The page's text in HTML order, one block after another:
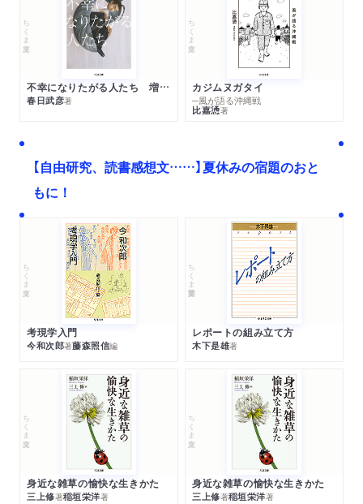
ちくま文庫
不幸になりたがる人たち 増補新版
春日武彦著
ちくま文庫
カジムヌガタイ
─風が語る沖縄戦
比嘉慂著
【自由研究、読書感想文……】夏休みの宿題のおと
もに！
ちくま文庫
考現学入門
今和次郎著藤森照信編
ちくま学芸文庫
レポートの組み立て方
木下是雄著
ちくま文庫
身近な雑草の愉快な生きかた
三上修著稲垣栄洋著
ちくま文庫
身近な雑草の愉快な生きかた
三上修著稲垣栄洋著